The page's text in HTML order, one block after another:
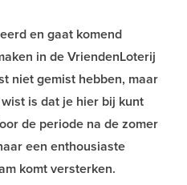
en gaat komend
in de VriendenLoterij
niet gemist hebben, maar
is dat je hier bij kunt
de periode na de zomer
een enthousiaste
komt versterken.